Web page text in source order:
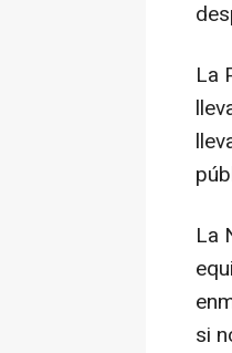
La
La
si